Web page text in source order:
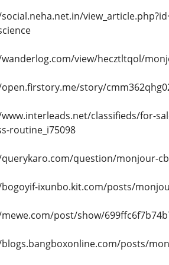
view/hecztltqol/
story/
classifieds/for-
routine_i75098
question/monjour-
ixunbo.kit.com/posts/
post/show/
posts/